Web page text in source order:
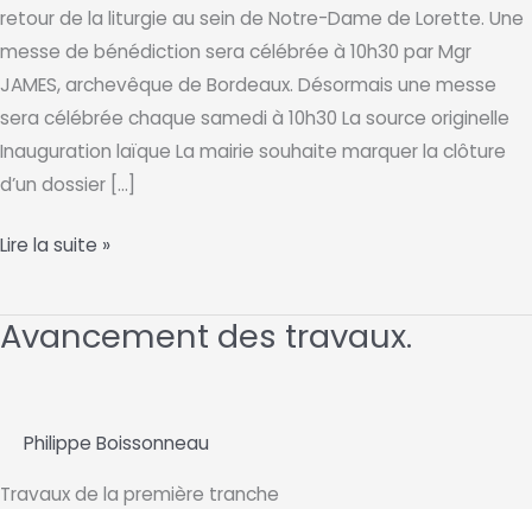
retour de la liturgie au sein de Notre-Dame de Lorette. Une
messe de bénédiction sera célébrée à 10h30 par Mgr
JAMES, archevêque de Bordeaux. Désormais une messe
sera célébrée chaque samedi à 10h30 La source originelle
Inauguration laïque La mairie souhaite marquer la clôture
d’un dossier […]
Journée
de
Notre-
Lorette
Lire la suite »
Avancement des travaux.
Philippe Boissonneau
Travaux de la première tranche